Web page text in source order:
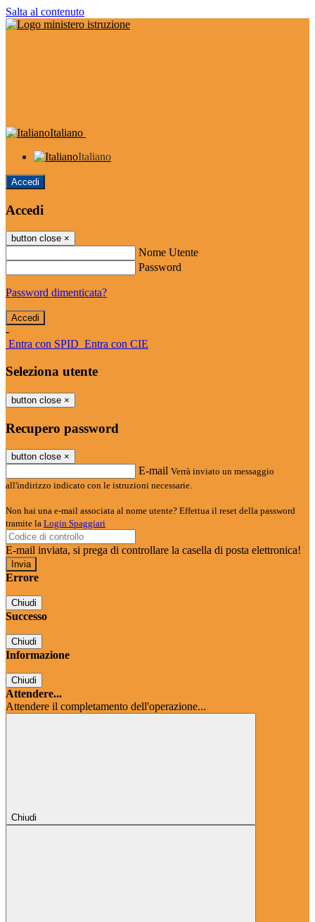
Salta al contenuto
Italiano
Italiano
Accedi
Accedi
button close ×
Nome Utente
Password
Password dimenticata?
-
Entra con SPID Entra con CIE
Seleziona utente
button close ×
Recupero password
button close ×
E-mail Verrà inviato un messaggio
all'indirizzo indicato con le istruzioni necessarie.
Non hai una e-mail associata al nome utente? Effettua il reset della password
tramite la Login Spaggiari
E-mail inviata, si prega di controllare la casella di posta elettronica!
Errore
Chiudi
Successo
Chiudi
Informazione
Chiudi
Attendere...
Attendere il completamento dell'operazione...
Chiudi